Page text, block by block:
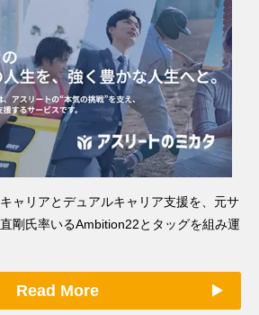
ャリアとデュアルキャリア支援を、元サ
剛氏率いるAmbition22とタッグを組み運
Read More